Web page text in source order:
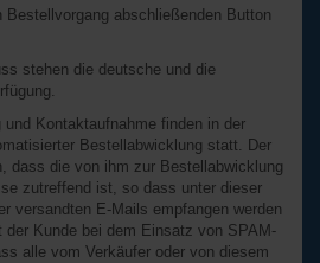
Bestellvorgang abschließenden Button
stehen die deutsche und die
und Kontaktaufnahme finden in der
Bestellabwicklung statt. Der
dass die von ihm zur Bestellabwicklung
zutreffend ist, so dass unter dieser
versandten E-Mails empfangen werden
der Kunde bei dem Einsatz von SPAM-
alle vom Verkäufer oder von diesem